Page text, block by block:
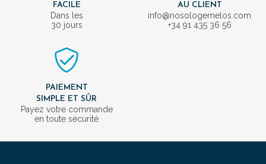
FACILE
Dans les
30 jours
AU CLIENT
info@nosologemelos.com
+34 91 435 36 56
PAIEMENT
SIMPLE ET SÛR
Payez votre commande
en toute sécurité